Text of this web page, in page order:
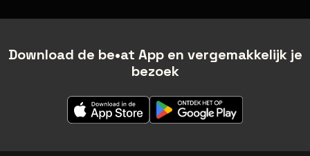
Download de be•at App en vergemakkelijk je
bezoek